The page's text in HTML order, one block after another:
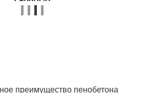
преимущество пенобетона